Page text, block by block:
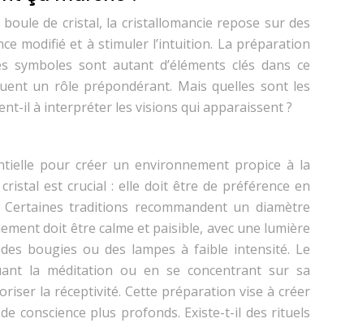
de cristal, la cristallomancie repose sur des
modifié et à stimuler l’intuition. La préparation
sont autant d’éléments clés dans ce
un rôle prépondérant. Mais quelles sont les
il à interpréter les visions qui apparaissent ?
pour créer un environnement propice à la
est crucial : elle doit être de préférence en
traditions recommandent un diamètre
doit être calme et paisible, avec une lumière
bougies ou des lampes à faible intensité. Le
la méditation ou en se concentrant sur sa
la réceptivité. Cette préparation vise à créer
conscience plus profonds. Existe-t-il des rituels